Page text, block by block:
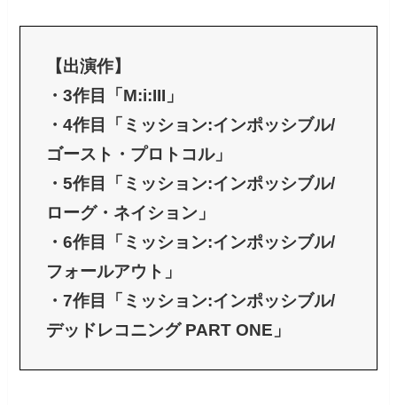
【出演作】
・3作目「M:i:III」
・4作目「ミッション:インポッシブル/
ゴースト・プロトコル」
・5作目「ミッション:インポッシブル/
ローグ・ネイション」
・6作目「ミッション:インポッシブル/
フォールアウト」
・7作目「ミッション:インポッシブル/
デッドレコニング PART ONE」